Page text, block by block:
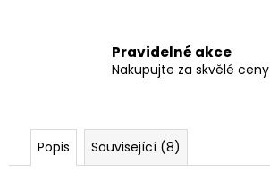
Pravidelné akce
Nakupujte za skvělé ceny
Popis Související (8)